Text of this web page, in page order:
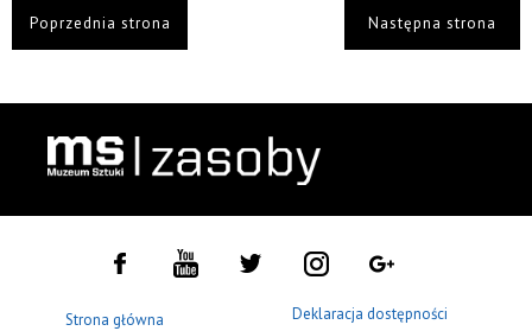
Poprzednia strona Następna strona
Strona główna Deklaracja dostępności